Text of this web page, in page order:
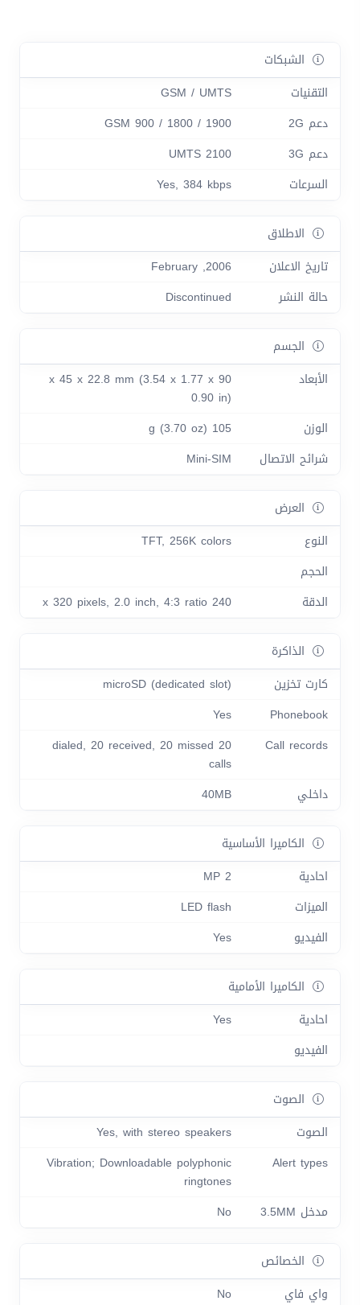
الشبكات
التقنيات
GSM / UMTS
دعم 2G
GSM 900 / 1800 / 1900
دعم 3G
UMTS 2100
السرعات
Yes, 384 kbps
الاطلاق
تاريخ الاعلان
2006, February
حالة النشر
Discontinued
الجسم
الأبعاد
90 x 45 x 22.8 mm (3.54 x 1.77 x
0.90 in)
الوزن
105 g (3.70 oz)
شرائح الاتصال
Mini-SIM
العرض
النوع
TFT, 256K colors
الحجم
الدقة
240 x 320 pixels, 2.0 inch, 4:3 ratio
الذاكرة
كارت تخزين
microSD (dedicated slot)
Phonebook
Yes
Call records
20 dialed, 20 received, 20 missed
calls
داخلي
40MB
الكاميرا الأساسية
احادية
2 MP
الميزات
LED flash
الفيديو
Yes
الكاميرا الأمامية
احادية
Yes
الفيديو
الصوت
الصوت
Yes, with stereo speakers
Alert types
Vibration; Downloadable polyphonic
ringtones
مدخل 3.5MM
No
الخصائص
واي فاي
No